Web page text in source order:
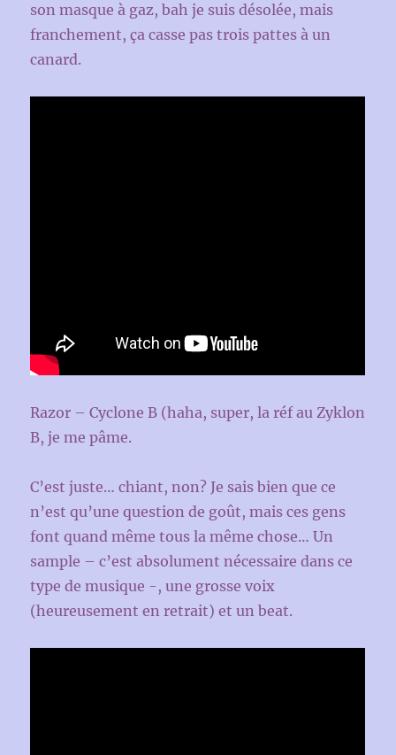
son masque à gaz, bah je suis désolée, mais
franchement, ça casse pas trois pattes à un
canard.
Razor – Cyclone B (haha, super, la réf au Zyklon
B, je me pâme.
C’est juste… chiant, non? Je sais bien que ce
n’est qu’une question de goût, mais ces gens
font quand même tous la même chose… Un
sample – c’est absolument nécessaire dans ce
type de musique -, une grosse voix
(heureusement en retrait) et un beat.